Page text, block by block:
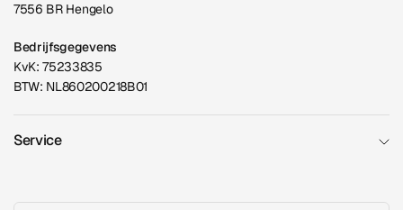
7556 BR Hengelo
Bedrijfsgegevens
KvK: 75233835
BTW: NL860200218B01
Service